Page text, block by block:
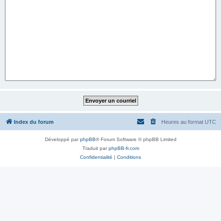
Index du forum Heures au format UTC
Développé parphpBB® Forum Software © phpBB Limited
Traduit parphpBB-fr.com
Confidentialité | Conditions